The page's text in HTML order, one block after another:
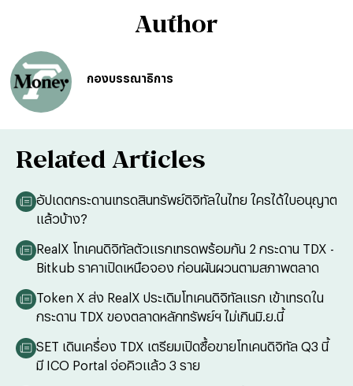
Author
กองบรรณาธิการ
Related Articles
อัปเดตกระดานเทรดสินทรัพย์ดิจิทัลในไทย ใครได้ใบอนุญาต
แล้วบ้าง?
RealX โทเคนดิจิทัลตัวแรกเทรดพร้อมกัน 2 กระดาน TDX -
Bitkub ราคาเปิดเหนือจอง ก่อนผันผวนตามสภาพตลาด
Token X ส่ง RealX ประเดิมโทเคนดิจิทัลแรก เข้าเทรดใน
กระดาน TDX ของตลาดหลักทรัพย์ฯ ไม่เกินมิ.ย.นี้
SET เดินเครื่อง TDX เตรียมเปิดซื้อขายโทเคนดิจิทัล Q3 นี้
มี ICO Portal จ่อคิวแล้ว 3 ราย